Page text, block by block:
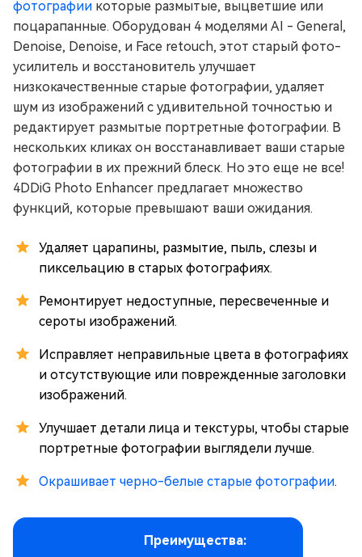
фотографии которые размытые, выцветшие или
поцарапанные. Оборудован 4 моделями AI - General,
Denoise, Denoise, и Face retouch, этот старый фото-
усилитель и восстановитель улучшает
низкокачественные старые фотографии, удаляет
шум из изображений с удивительной точностью и
редактирует размытые портретные фотографии. В
нескольких кликах он восстанавливает ваши старые
фотографии в их прежний блеск. Но это еще не все!
4DDiG Photo Enhancer предлагает множество
функций, которые превышают ваши ожидания.
Удаляет царапины, размытие, пыль, слезы и
пиксельацию в старых фотографиях.
Ремонтирует недоступные, пересвеченные и
сероты изображений.
Исправляет неправильные цвета в фотографиях
и отсутствующие или поврежденные заголовки
изображений.
Улучшает детали лица и текстуры, чтобы старые
портретные фотографии выглядели лучше.
Окрашивает черно-белые старые фотографии.
Преимущества: